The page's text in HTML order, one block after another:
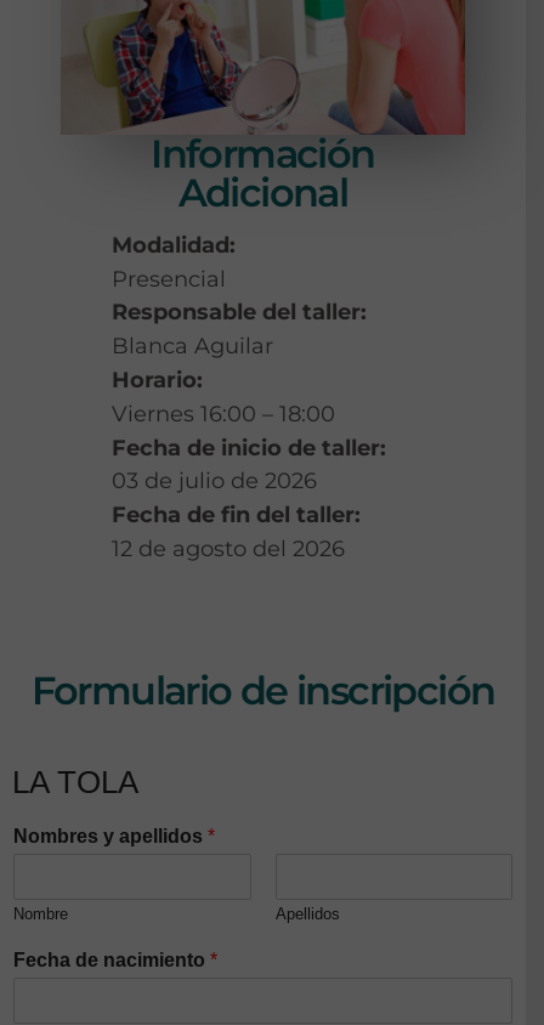
Información
Adicional
Modalidad:
Presencial
Responsable del taller:
Blanca Aguilar
Horario:
Viernes 16:00 – 18:00
Fecha de inicio de taller:
03 de julio de 2026
Fecha de fin del taller:
12 de agosto del 2026
Formulario de inscripción
LA TOLA
Nombres y apellidos *
Nombre Apellidos
Fecha de nacimiento *